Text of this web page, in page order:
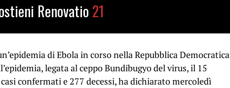
Renovatio 21
di Ebola in corso nella Repubblica Democratica
legata al ceppo Bundibugyo del virus, il 15
confermati e 277 decessi, ha dichiarato mercoledì